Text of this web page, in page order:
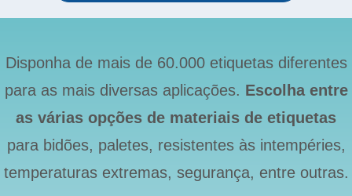
Disponha de mais de 60.000 etiquetas diferentes
para as mais diversas aplicações. Escolha entre
as várias opções de materiais de etiquetas
para bidões, paletes, resistentes às intempéries,
temperaturas extremas, segurança, entre outras.